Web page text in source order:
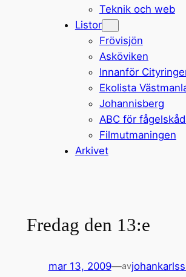
Teknik och web
Listor
Frövisjön
Asköviken
Innanför
Ekolista
Johannisberg
ABC för
Filmutmaningen
Arkivet
Fredag den 13:e
mar 13, 2009—av